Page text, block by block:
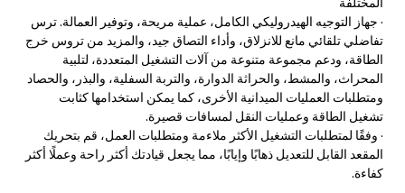
· جهاز التوجيه الهيدروليكي الكامل، عملية مريحة، وتوفير العمالة. ترس
تفاضلي تلقائي مانع للانزلاق، وأداء التصاق جيد، والمزيد من تروس خرج
الطاقة، ودعم مجموعة متنوعة من آلات التشغيل المتعددة، لتلبية
المحراث، والمشط، والحراثة الدوارة، والتربة السفلية، والبذر، والحصاد
ومتطلبات العمليات الميدانية الأخرى، كما يمكن استخدامها كثابت
تشغيل الطاقة وعمليات النقل لمسافات قصيرة.
· وفقًا لمتطلبات التشغيل الأكثر ملاءمة ومتطلبات العمل، قم بتحريك
المقعد القابل للتعديل ذهابًا وإيابًا، مما يجعل قيادتك أكثر راحة وعملًا أكثر
كفاءة.